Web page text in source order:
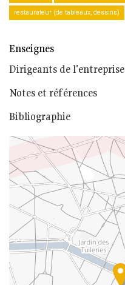
restaurateur (de tableaux, dessins)
Enseignes
Dirigeants de l'entreprise
Notes et références
Bibliographie